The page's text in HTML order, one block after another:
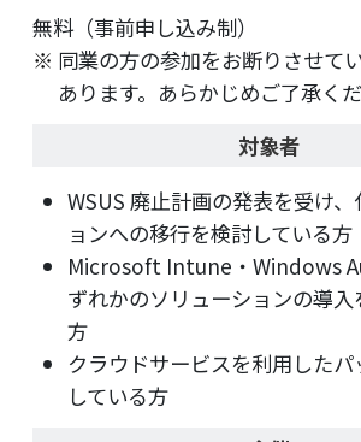
無料（事前申し込み制）
同業の方の参加をお断りさせて
あります。あらかじめご了承くだ
対象者
WSUS 廃止計画の発表を受け
ョンへの移行を検討している方
Microsoft Intune・Windows
ずれかのソリューションの導入
方
クラウドサービスを利用した
している方